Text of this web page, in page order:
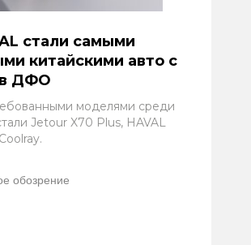
стали самыми
китайскими авто с
в ДФО
моделями среди
Jetour X70 Plus, HAVAL
обозрение